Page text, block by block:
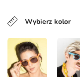
Wybierz kolor